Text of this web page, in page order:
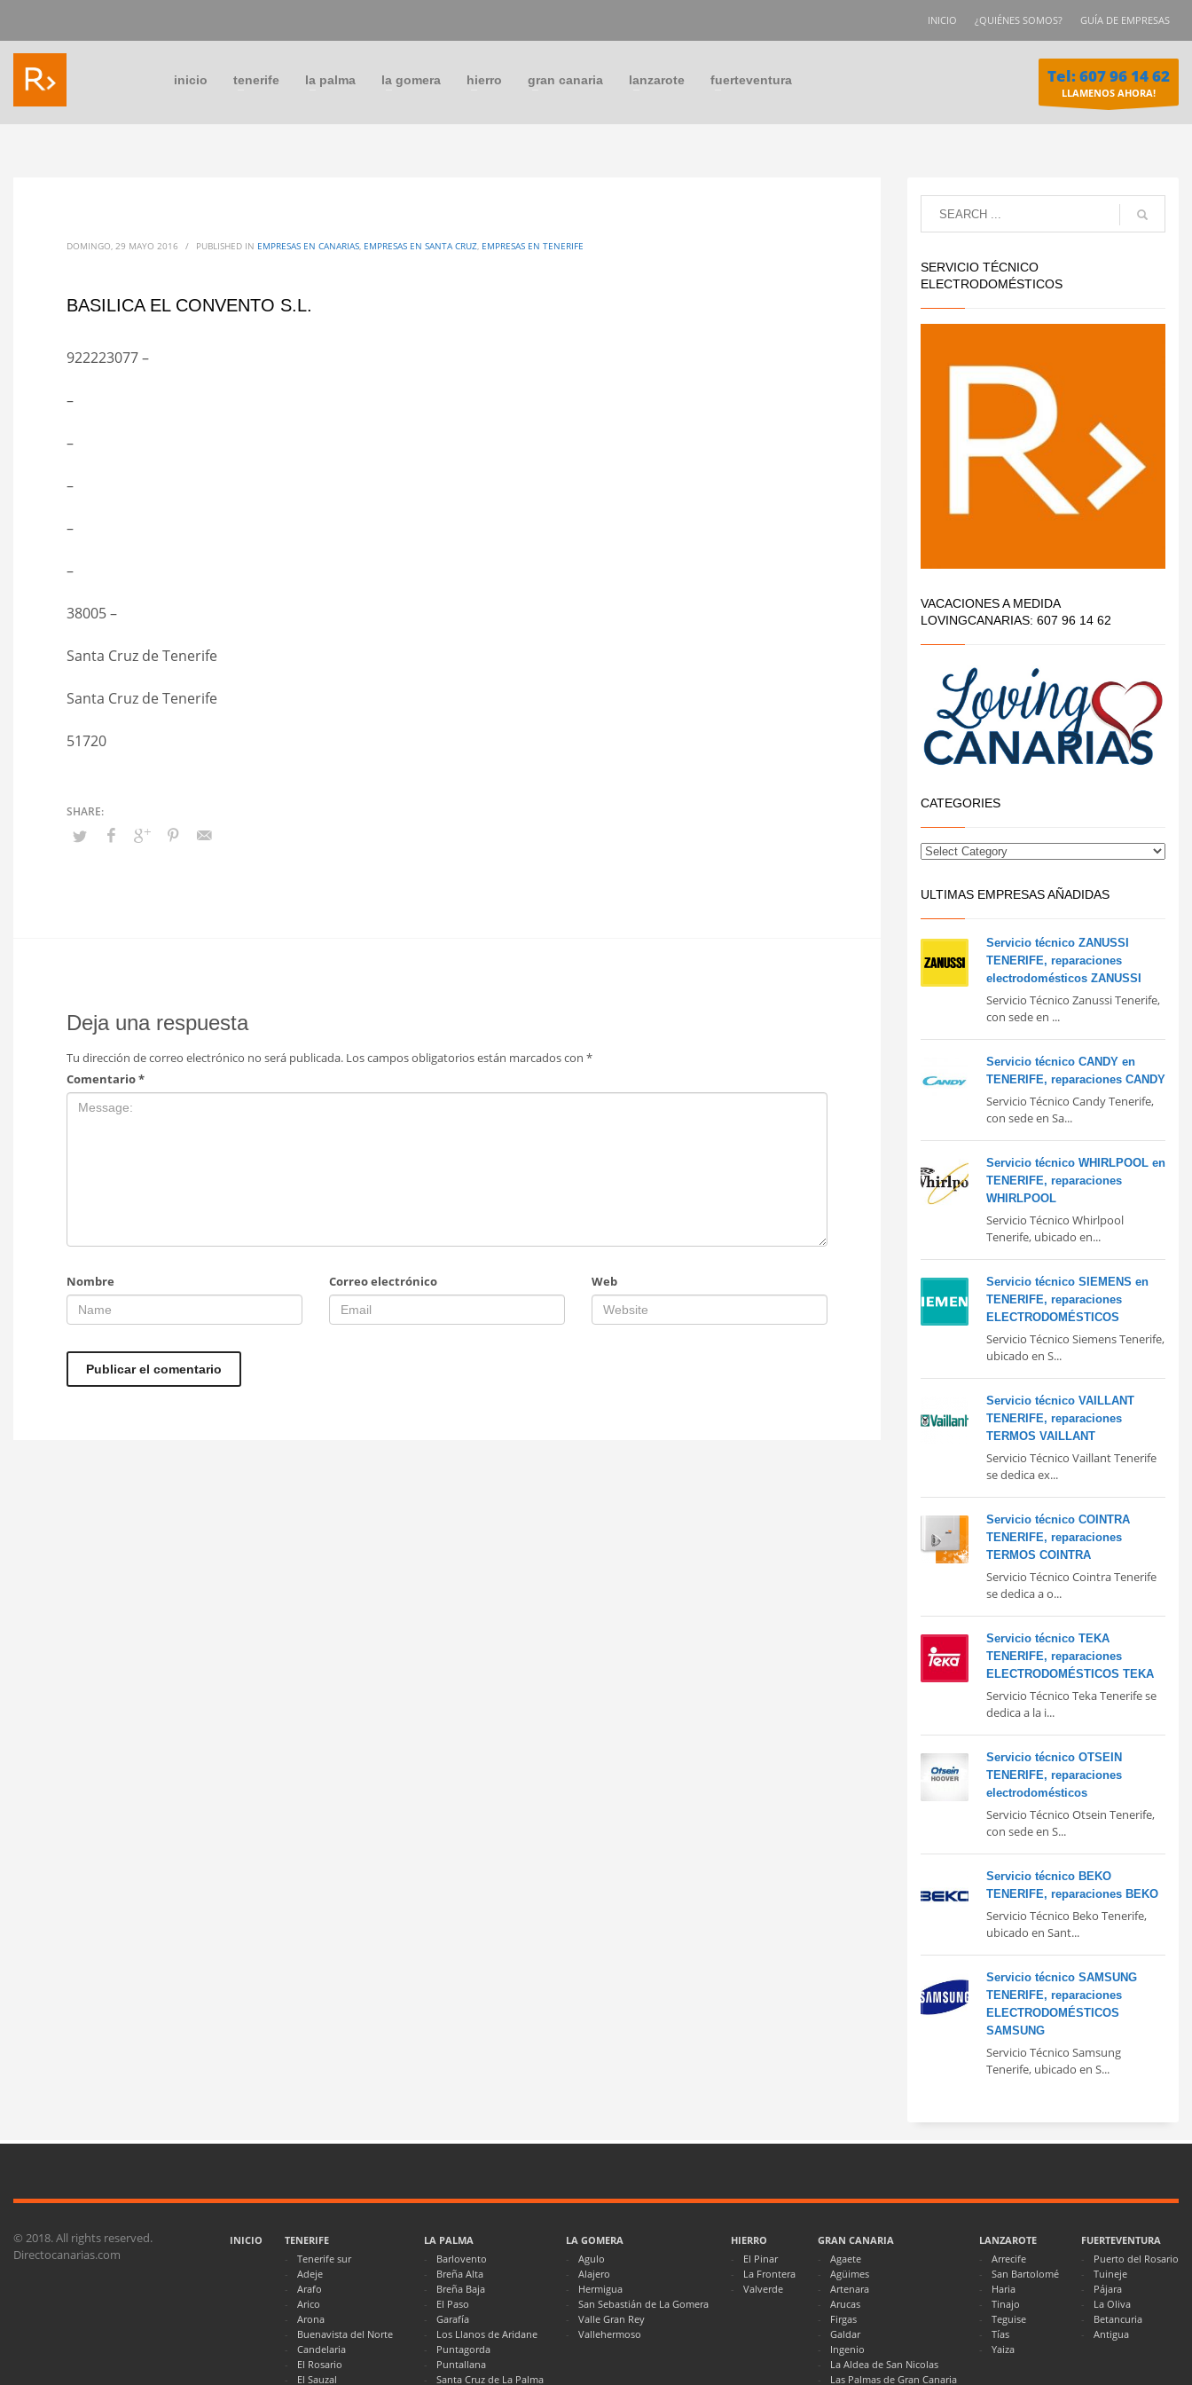
INICIO ¿QUIÉNES SOMOS? GUÍA DE EMPRESAS
inicio tenerife la palma la gomera hierro gran canaria lanzarote fuerteventura Tel: 607 96 14 62
LLAMENOS AHORA!
DOMINGO, 29 MAYO 2016 / PUBLISHED IN EMPRESAS EN CANARIAS, EMPRESAS EN SANTA CRUZ, EMPRESAS EN TENERIFE
BASILICA EL CONVENTO S.L.
922223077 –
–
–
–
–
–
38005 –
Santa Cruz de Tenerife
Santa Cruz de Tenerife
51720
Deja una respuesta
Tu dirección de correo electrónico no será publicada. Los campos obligatorios están marcados con *
Comentario*
Nombre Correo electrónico Web
SERVICIO TÉCNICO
ELECTRODOMÉSTICOS
VACACIONES A MEDIDA
LOVINGCANARIAS: 607 96 14 62
CATEGORIES
ULTIMAS EMPRESAS AÑADIDAS
Servicio técnico ZANUSSI
TENERIFE, reparaciones
electrodomésticos ZANUSSI
Servicio Técnico Zanussi Tenerife,
con sede en ...
Servicio técnico CANDY en
TENERIFE, reparaciones CANDY
Servicio Técnico Candy Tenerife,
con sede en Sa...
Servicio técnico WHIRLPOOL en
TENERIFE, reparaciones
WHIRLPOOL
Servicio Técnico Whirlpool
Tenerife, ubicado en...
Servicio técnico SIEMENS en
TENERIFE, reparaciones
ELECTRODOMÉSTICOS
Servicio Técnico Siemens Tenerife,
ubicado en S...
Servicio técnico VAILLANT
TENERIFE, reparaciones
TERMOS VAILLANT
Servicio Técnico Vaillant Tenerife
se dedica ex...
Servicio técnico COINTRA
TENERIFE, reparaciones
TERMOS COINTRA
Servicio Técnico Cointra Tenerife
se dedica a o...
Servicio técnico TEKA
TENERIFE, reparaciones
ELECTRODOMÉSTICOS TEKA
Servicio Técnico Teka Tenerife se
dedica a la i...
Servicio técnico OTSEIN
TENERIFE, reparaciones
electrodomésticos
Servicio Técnico Otsein Tenerife,
con sede en S...
Servicio técnico BEKO
TENERIFE, reparaciones BEKO
Servicio Técnico Beko Tenerife,
ubicado en Sant...
Servicio técnico SAMSUNG
TENERIFE, reparaciones
ELECTRODOMÉSTICOS
SAMSUNG
Servicio Técnico Samsung
Tenerife, ubicado en S...
INICIO
TENERIFE
Tenerife sur
Adeje
Arafo
Arico
Arona
Buenavista del Norte
Candelaria
El Rosario
El Sauzal
LA PALMA
Barlovento
Breña Alta
Breña Baja
El Paso
Garafía
Los Llanos de Aridane
Puntagorda
Puntallana
Santa Cruz de La Palma
LA GOMERA
Agulo
Alajero
Hermigua
San Sebastián de La Gomera
Valle Gran Rey
Vallehermoso
HIERRO
El Pinar
La Frontera
Valverde
GRAN CANARIA
Agaete
Agüimes
Artenara
Arucas
Firgas
Galdar
Ingenio
La Aldea de San Nicolas
Las Palmas de Gran Canaria
LANZAROTE
Arrecife
San Bartolomé
Haria
Tinajo
Teguise
Tías
Yaiza
FUERTEVENTURA
Puerto del Rosario
Tuineje
Pájara
La Oliva
Betancuria
Antigua
© 2018. All rights reserved.
Directocanarias.com